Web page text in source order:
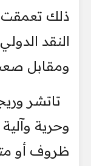
ذلك
النقد
ومقابل
تاتشر
وحرية
ظروف أو